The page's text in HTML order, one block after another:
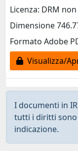
Licenza: DRM
Dimensione
Formato Adobe
Visualizza/
I documenti in
tutti i diritti sono
indicazione.